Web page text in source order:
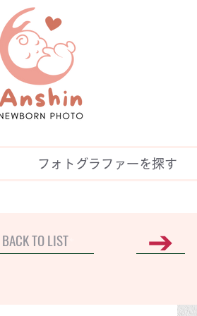
フォトグラファーを探す
BACK TO LIST